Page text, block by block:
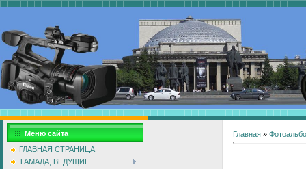
Меню сайта
ГЛАВНАЯ СТРАНИЦА
ТАМАДА, ВЕДУЩИЕ
Главная »